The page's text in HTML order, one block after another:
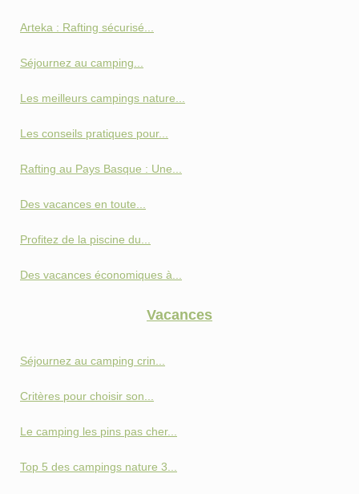
Arteka : Rafting sécurisé...
Séjournez au camping...
Les meilleurs campings nature...
Les conseils pratiques pour...
Rafting au Pays Basque : Une...
Des vacances en toute...
Profitez de la piscine du...
Des vacances économiques à...
Vacances
Séjournez au camping crin...
Critères pour choisir son...
Le camping les pins pas cher...
Top 5 des campings nature 3...